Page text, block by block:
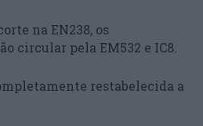
na EN238, os
circular pela EM532 e IC8.
restabelecida a